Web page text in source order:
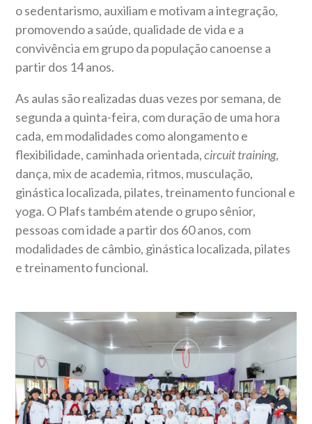
o sedentarismo, auxiliam e motivam a integração,
promovendo a saúde, qualidade de vida e a
convivência em grupo da população canoense a
partir dos 14 anos.
As aulas são realizadas duas vezes por semana, de
segunda a quinta-feira, com duração de uma hora
cada, em modalidades como alongamento e
flexibilidade, caminhada orientada,circuit training,
dança, mix de academia, ritmos, musculação,
ginástica localizada, pilates, treinamento funcional e
yoga. O Plafs também atende o grupo sênior,
pessoas com idade a partir dos 60 anos, com
modalidades de câmbio, ginástica localizada, pilates
e treinamento funcional.